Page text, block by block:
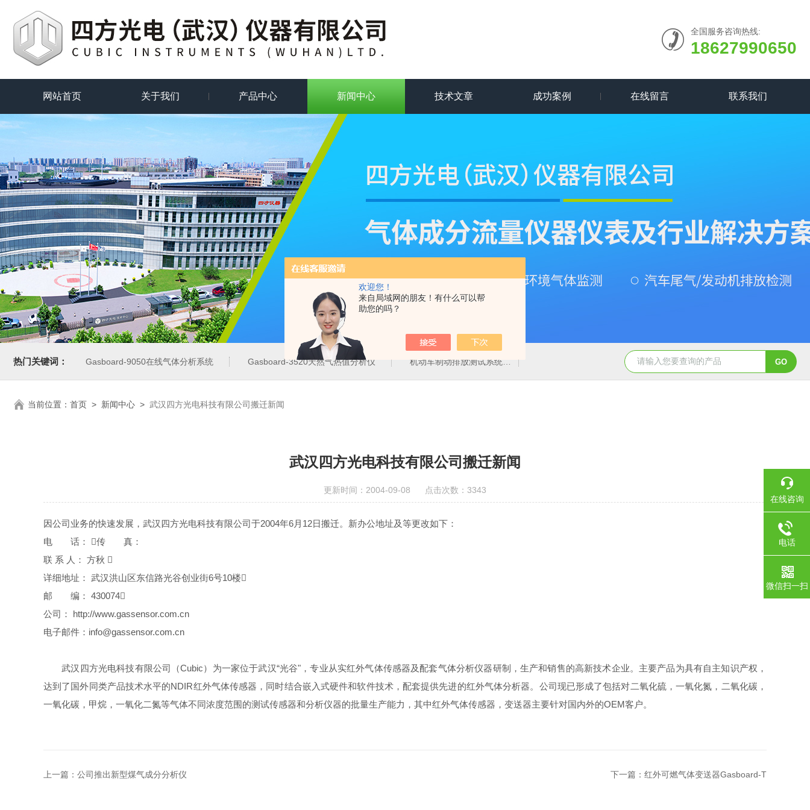
欢迎您！
来自局域网的朋友！有什么可以帮
助您的吗？
全国服务咨询热线:
18627990650
网站首页 关于我们 产品中心 新闻中心 技术文章 成功案例 在线留言 联系我们
热门关键词： Gasboard-9050在线气体分析系统 Gasboard-3520天然气热值分析仪 机动车制动排放测试系统 Gasboard-9300氧气检测仪 Gasboard-9300氧含量检测仪
当前位置： 首页 > 新闻中心 > 武汉四方光电科技有限公司搬迁新闻
武汉四方光电科技有限公司搬迁新闻
更新时间：2004-09-08 点击次数：3343
因公司业务的快速发展，武汉四方光电科技有限公司于2004年6月12日搬迁。新办公地址及等更改如下：
电 话： 传 真：
联 系 人： 方秋 
详细地址： 武汉洪山区东信路光谷创业街6号10楼
邮 编： 430074
公司： http://www.gassensor.com.cn
电子邮件：info@gassensor.com.cn
武汉四方光电科技有限公司（Cubic）为一家位于武汉“光谷"，专业从实红外气体传感器及配套气体分析仪器研制，生产和销售的高新技术企业。主要产品为具有自主知识产权，
达到了国外同类产品技术水平的NDIR红外气体传感器，同时结合嵌入式硬件和软件技术，配套提供先进的红外气体分析器。公司现已形成了包括对二氧化硫，一氧化氮，二氧化碳，
一氧化碳，甲烷，一氧化二氮等气体不同浓度范围的测试传感器和分析仪器的批量生产能力，其中红外气体传感器，变送器主要针对国内外的OEM客户。
上一篇： 公司推出新型煤气成分分析仪 下一篇： 红外可燃气体变送器Gasboard-T
在线咨询
电话
微信扫一扫